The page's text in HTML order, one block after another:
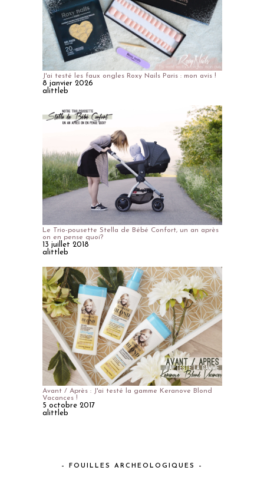
J'ai testé les faux ongles Roxy Nails Paris : mon avis !
8 janvier 2026
alittleb
Le Trio-pousette Stella de Bébé Confort, un an après
on en pense quoi?
13 juillet 2018
alittleb
Avant / Après : J'ai testé la gamme Keranove Blond
Vacances !
5 octobre 2017
alittleb
– FOUILLES ARCHEOLOGIQUES –